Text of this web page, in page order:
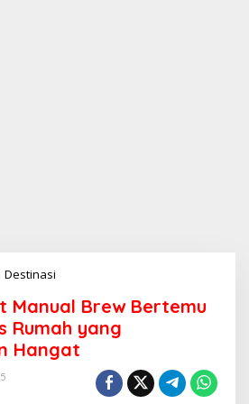
Destinasi
p
i
o
l
Manual Brew Bertemu
Rumah yang
Hangat